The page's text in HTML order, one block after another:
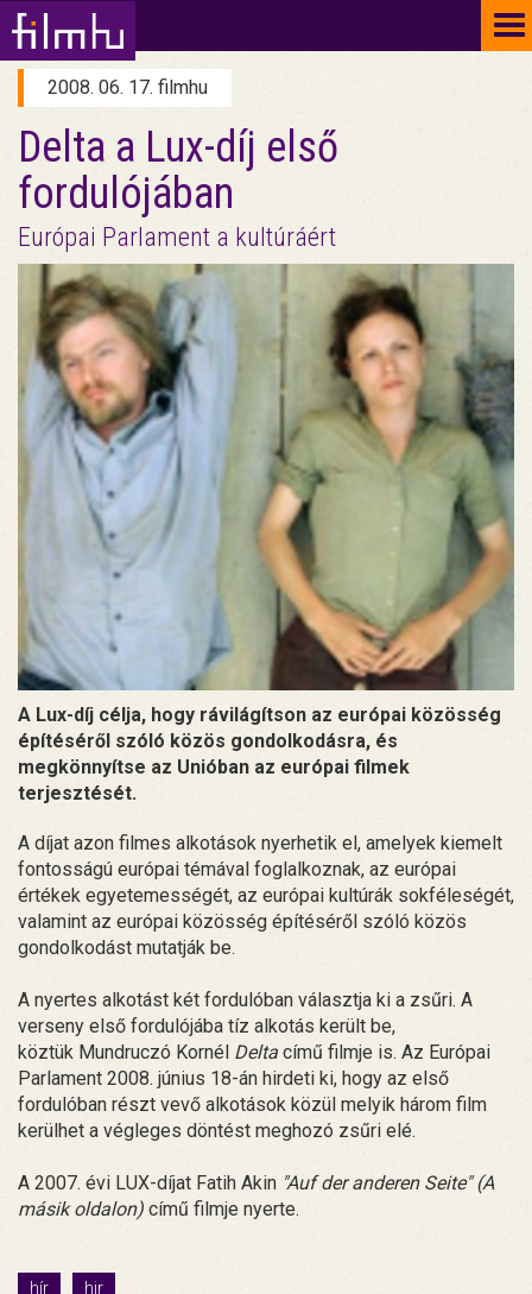
2008. 06. 17. filmhu
Delta a Lux-díj első
fordulójában
Európai Parlament a kultúráért
A Lux-díj célja, hogy rávilágítson az európai közösség
építéséről szóló közös gondolkodásra, és
megkönnyítse az Unióban az európai filmek
terjesztését.
A díjat azon filmes alkotások nyerhetik el, amelyek kiemelt
fontosságú európai témával foglalkoznak, az európai
értékek egyetemességét, az európai kultúrák sokféleségét,
valamint az európai közösség építéséről szóló közös
gondolkodást mutatják be.
A nyertes alkotást két fordulóban választja ki a zsűri. A
verseny első fordulójába tíz alkotás került be,
köztük Mundruczó Kornél Delta című filmje is. Az Európai
Parlament 2008. június 18-án hirdeti ki, hogy az első
fordulóban részt vevő alkotások közül melyik három film
kerülhet a végleges döntést meghozó zsűri elé.
A 2007. évi LUX-díjat Fatih Akin "Auf der anderen Seite" (A
másik oldalon) című filmje nyerte.
hír hir